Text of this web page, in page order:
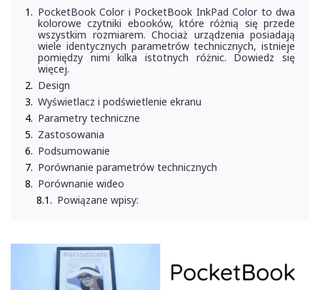
PocketBook Color i PocketBook InkPad Color to dwa
kolorowe czytniki ebooków, które różnią się przede
wszystkim rozmiarem. Chociaż urządzenia posiadają
wiele identycznych parametrów technicznych, istnieje
pomiędzy nimi kilka istotnych różnic. Dowiedz się
więcej.
Design
Wyświetlacz i podświetlenie ekranu
Parametry techniczne
Zastosowania
Podsumowanie
Porównanie parametrów technicznych
Porównanie wideo
Powiązane wpisy: